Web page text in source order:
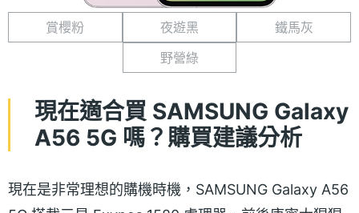
賞櫻粉 夜遊黑
鐵馬灰
野營綠
現在適合買 SAMSUNG Galaxy
A56 5G 嗎？購買建議分析
現在是非常理想的購機時機，SAMSUNG Galaxy A56